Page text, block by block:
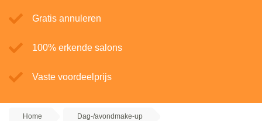
Gratis annuleren
100% erkende salons
Vaste voordeelprijs
Home Dag-/avondmake-up